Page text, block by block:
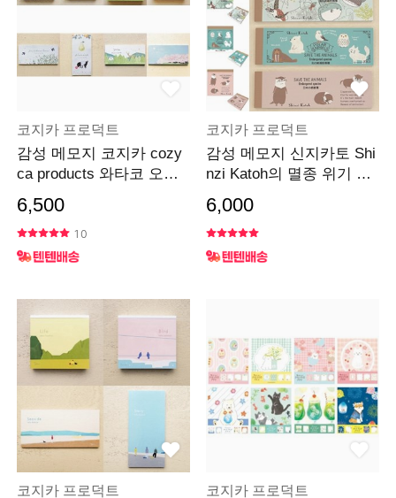
코지카 프로덕트
감성 메모지 코지카 cozy
ca products 와타코 오모
6,500
10
코지카 프로덕트
감성 메모지 신지카토 Shi
nzi Katoh의 멸종 위기 동
6,000
코지카 프로덕트 코지카 프로덕트